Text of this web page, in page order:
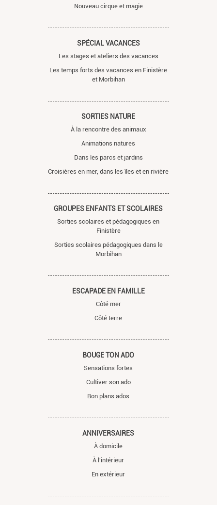
Nouveau cirque et magie
SPÉCIAL VACANCES
Les stages et ateliers des vacances
Les temps forts des vacances en Finistère
et Morbihan
SORTIES NATURE
À la rencontre des animaux
Animations natures
Dans les parcs et jardins
Croisières en mer, dans les îles et en rivière
GROUPES ENFANTS ET SCOLAIRES
Sorties scolaires et pédagogiques en
Finistère
Sorties scolaires pédagogiques dans le
Morbihan
ESCAPADE EN FAMILLE
Côté mer
Côté terre
BOUGE TON ADO
Sensations fortes
Cultiver son ado
Bon plans ados
ANNIVERSAIRES
À domicile
À l'intérieur
En extérieur